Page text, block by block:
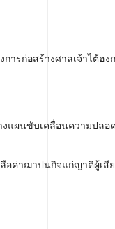
ารก่อสร้างศาลเจ้าไต้ฮ
แผนขับเคลื่อนความปล
อค่าฌาปนกิจแก่ญาติผู้เสี